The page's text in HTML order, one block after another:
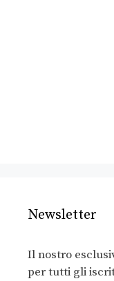
Newsletter
Il nostro
per tutti gli